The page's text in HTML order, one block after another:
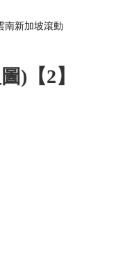
南新加坡滾動
)【2】